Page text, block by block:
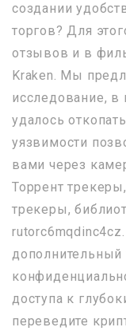
создании
торгов? Для
отзывов и в
Kraken. Мы
исследование, в
удалось
уязвимости
вами через
Торрент
трекеры,
дополнительный
доступа к
переведите